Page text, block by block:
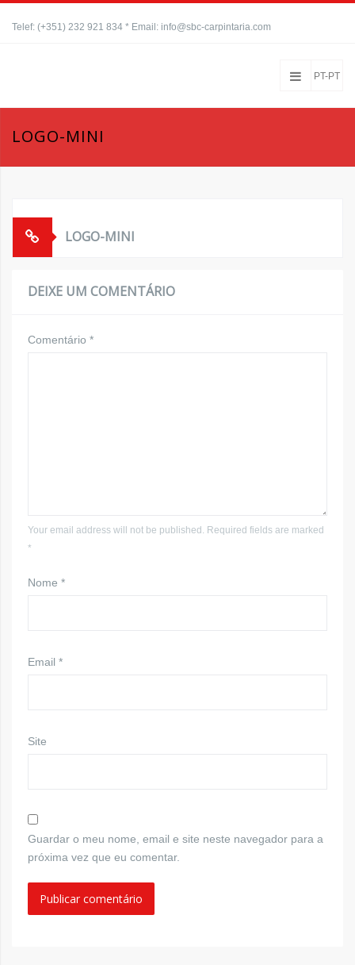
Telef: (+351) 232 921 834 * Email: info@sbc-carpintaria.com
PT-PT
LOGO-MINI
LOGO-MINI
DEIXE UM COMENTÁRIO
Comentário *
Your email address will not be published. Required fields are marked
*
Nome *
Email *
Site
Guardar o meu nome, email e site neste navegador para a
próxima vez que eu comentar.